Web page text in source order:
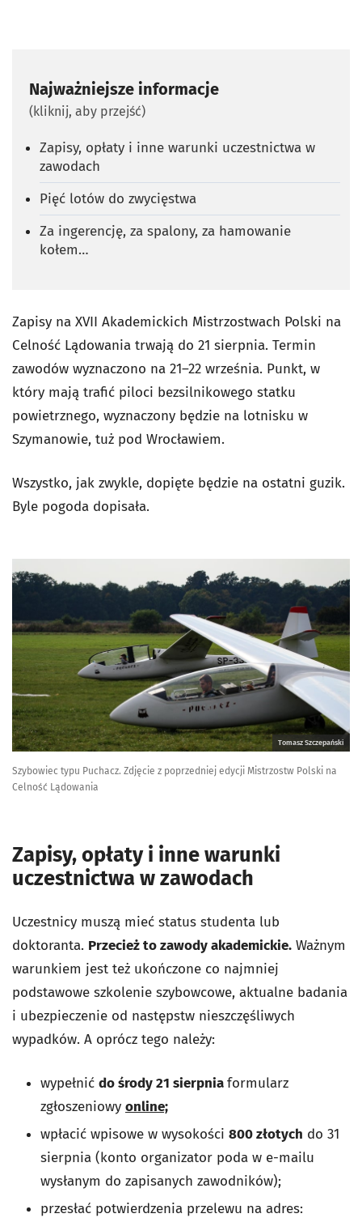
Najważniejsze informacje
(kliknij, aby przejść)
Zapisy, opłaty i inne warunki uczestnictwa w
zawodach
Pięć lotów do zwycięstwa
Za ingerencję, za spalony, za hamowanie
kołem…
Zapisy na XVII Akademickich Mistrzostwach Polski na
Celność Lądowania trwają do 21 sierpnia. Termin
zawodów wyznaczono na 21–22 września. Punkt, w
który mają trafić piloci bezsilnikowego statku
powietrznego, wyznaczony będzie na lotnisku w
Szymanowie, tuż pod Wrocławiem.
Wszystko, jak zwykle, dopięte będzie na ostatni guzik.
Byle pogoda dopisała.
Tomasz Szczepański
Szybowiec typu Puchacz. Zdjęcie z poprzedniej edycji Mistrzostw Polski na
Celność Lądowania
Zapisy, opłaty i inne warunki
uczestnictwa w zawodach
Uczestnicy muszą mieć status studenta lub
doktoranta. Przecież to zawody akademickie. Ważnym
warunkiem jest też ukończone co najmniej
podstawowe szkolenie szybowcowe, aktualne badania
i ubezpieczenie od następstw nieszczęśliwych
wypadków. A oprócz tego należy:
wypełnić do środy 21 sierpniaformularz
zgłoszeniowy online;
wpłacić wpisowe w wysokości 800 złotych do 31
sierpnia (konto organizator poda w e-mailu
wysłanym do zapisanych zawodników);
przesłać potwierdzenia przelewu na adres: